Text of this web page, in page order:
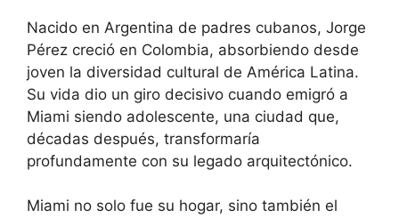
Nacido en Argentina de padres cubanos, Jorge
Pérez creció en Colombia, absorbiendo desde
joven la diversidad cultural de América Latina.
Su vida dio un giro decisivo cuando emigró a
Miami siendo adolescente, una ciudad que,
décadas después, transformaría
profundamente con su legado arquitectónico.
Miami no solo fue su hogar, sino también el